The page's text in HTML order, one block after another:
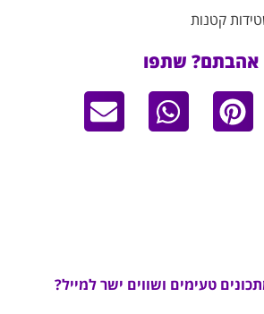
קטנות
אהבתם? שתפו
טעימים ושווים ישר למייל?